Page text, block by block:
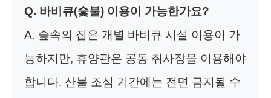
Q. 바비큐(숯불) 이용이 가능한가요?
A. 숲속의 집은 개별 바비큐 시설 이용이 가
능하지만, 휴양관은 공동 취사장을 이용해야
합니다. 산불 조심 기간에는 전면 금지될 수